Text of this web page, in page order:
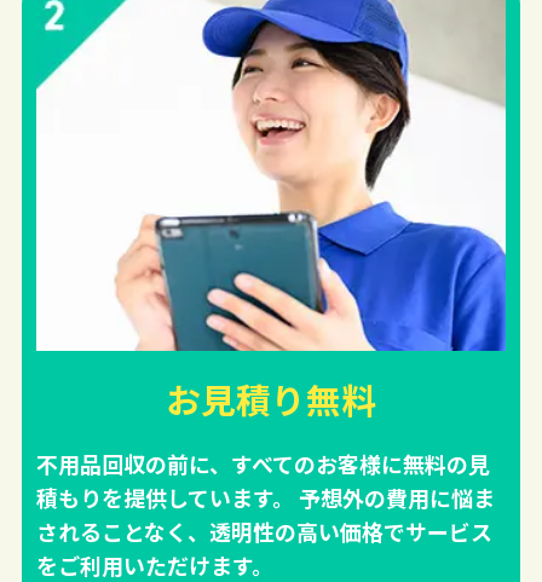
お見積り無料
不用品回収の前に、すべてのお客様に無料の見
積もりを提供しています。 予想外の費用に悩ま
されることなく、透明性の高い価格でサービス
をご利用いただけます。